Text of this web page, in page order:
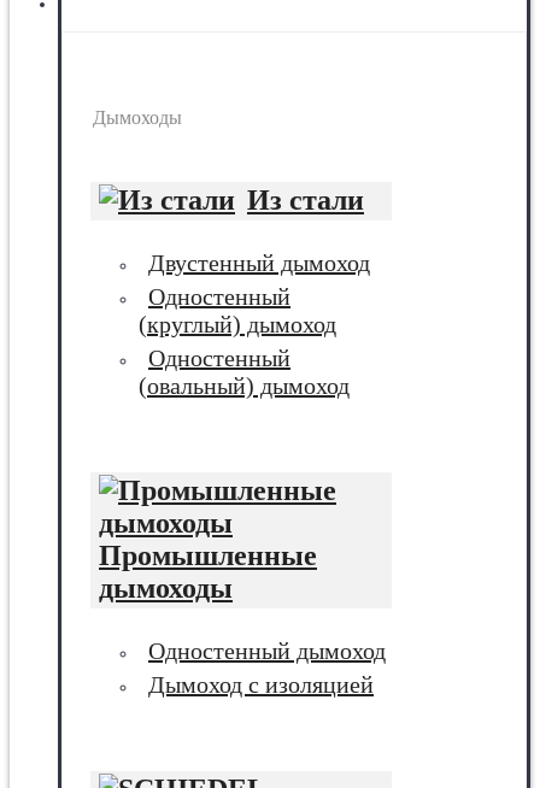
Дымоходы
Из стали
Двустенный дымоход
Одностенный
(круглый) дымоход
Одностенный
(овальный) дымоход
Промышленные
дымоходы
Одностенный дымоход
Дымоход с изоляцией